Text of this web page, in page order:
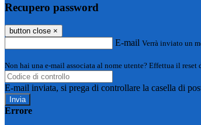
Recupero password
button close ×
E-mail Verrà inviato un
Non hai una e-mail associata al nome utente? Effettua il reset
E-mail inviata, si prega di controllare la casella di
Errore